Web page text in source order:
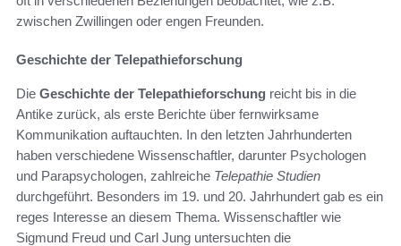
zwischen Zwillingen oder engen Freunden.
Geschichte der Telepathieforschung
Die Geschichte der Telepathieforschung reicht bis in die
Antike zurück, als erste Berichte über fernwirksame
Kommunikation auftauchten. In den letzten Jahrhunderten
haben verschiedene Wissenschaftler, darunter Psychologen
und Parapsychologen, zahlreiche Telepathie Studien
durchgeführt. Besonders im 19. und 20. Jahrhundert gab es ein
reges Interesse an diesem Thema. Wissenschaftler wie
Sigmund Freud und Carl Jung untersuchten die